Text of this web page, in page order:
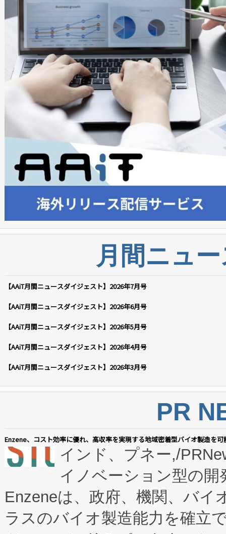
月間ニュ
【AAiT月間ニュースダイジェスト】2026年7月号
【AAiT月間ニュースダイジェスト】2026年6月号
【AAiT月間ニュースダイジェスト】2026年5月号
【AAiT月間ニュースダイジェスト】2026年4月号
【AAiT月間ニュースダイジェスト】2026年3月号
PR
Enzene、コスト効率に優れ、高収率を実現する地域密着型バイオ製造を
インド、プネー,/
イノベーション型の
Enzeneは、政府、機関、バイ
ラスのバイオ製造能力を確立